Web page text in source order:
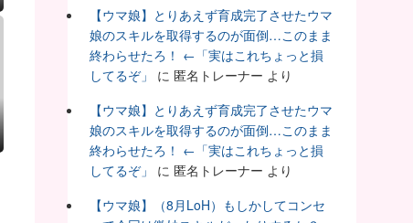
【ウマ娘】とりあえず育成完了させたウマ
娘のスキルを取得するのが面倒…このまま
終わらせたろ！ ←「実はこれちょっと損
してるぞ」
に 匿名トレーナー より
【ウマ娘】とりあえず育成完了させたウマ
娘のスキルを取得するのが面倒…このまま
終わらせたろ！ ←「実はこれちょっと損
してるぞ」
に 匿名トレーナー より
【ウマ娘】（8月LoH）もしかしてコンセ